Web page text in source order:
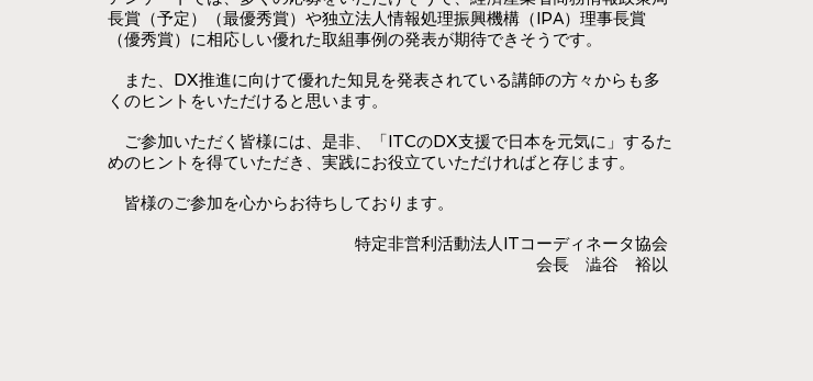
長賞（予定）（最優秀賞）や独立法人情報処理振興機構（IPA）理事長賞
（優秀賞）に相応しい優れた取組事例の発表が期待できそうです。
また、DX推進に向けて優れた知見を発表されている講師の方々からも多
くのヒントをいただけると思います。
ご参加いただく皆様には、是非、「ITCのDX支援で日本を元気に」するた
めのヒントを得ていただき、実践にお役立ていただければと存じます。
皆様のご参加を心からお待ちしております。
特定非営利活動法人ITコーディネータ協会
会長 澁谷 裕以